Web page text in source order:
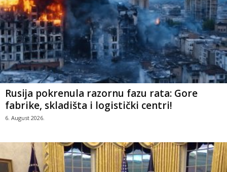
Rusija pokrenula razornu fazu rata: Gore
fabrike, skladišta i logistički centri!
6. August 2026.